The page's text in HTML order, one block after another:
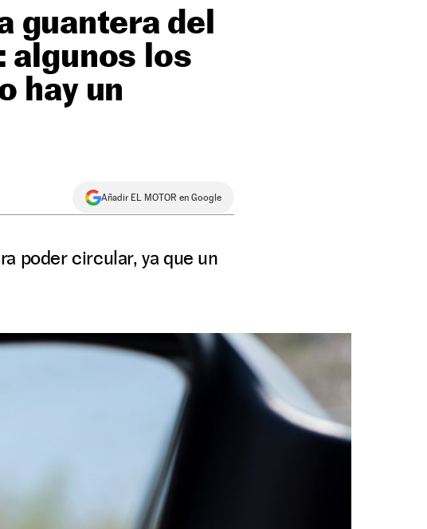
guantera del
algunos los
hay un
Añadir EL MOTOR en Google
poder circular, ya que un